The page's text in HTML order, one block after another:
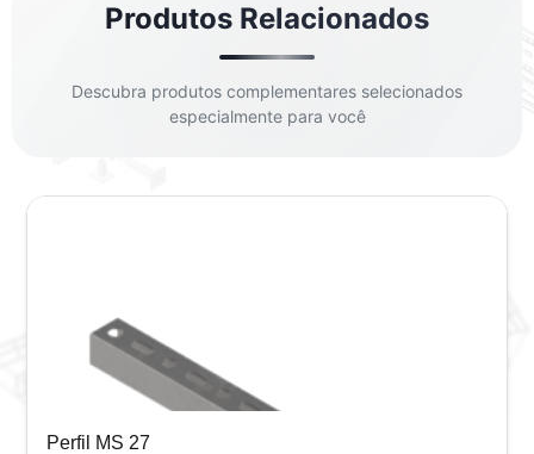
Produtos Relacionados
Descubra produtos complementares selecionados
especialmente para você
Perfil MS 27